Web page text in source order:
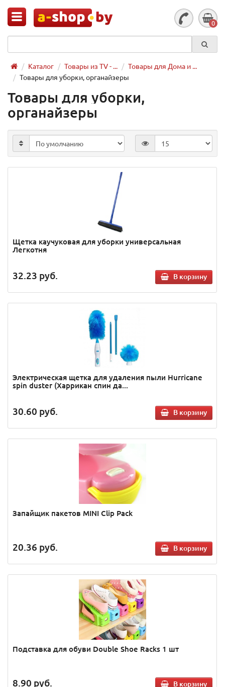
0
Каталог Товары из TV - ...
Товары для Дома и ...
Товары для уборки, органайзеры
Товары для уборки,
органайзеры
Щетка каучуковая для уборки универсальная
Легкотня
32.23 руб. В корзину
Электрическая щетка для удаления пыли Hurricane
spin duster (Харрикан спин да...
30.60 руб. В корзину
Запайщик пакетов MINI Clip Pack
20.36 руб. В корзину
Подставка для обуви Double Shoe Racks 1 шт
8.90 руб. В корзину